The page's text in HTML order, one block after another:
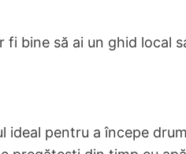
bine să ai un ghid local
ideal pentru a începe